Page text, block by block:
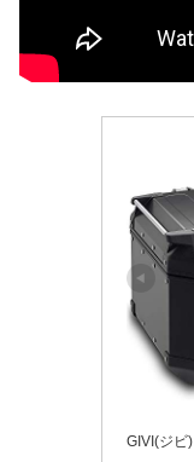
GIVI(ジビ)